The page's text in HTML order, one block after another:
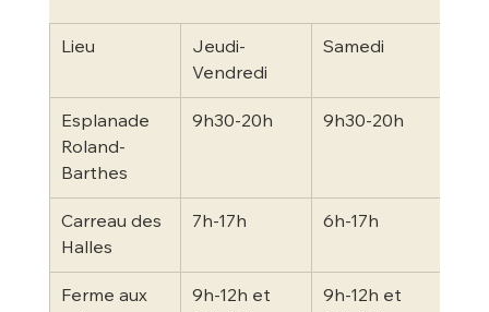
Lieu
Jeudi-
Vendredi
Samedi
Esplanade
Roland-
Barthes
9h30-20h 9h30-20h
Carreau des
Halles
7h-17h 6h-17h
Ferme aux
9h-12h et
9h-12h et